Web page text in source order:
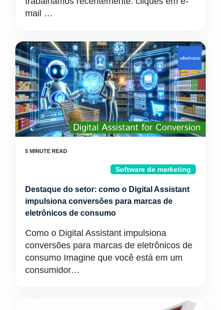
mail …
Software de marketing
Destaque do setor: como o Digital Assistant
impulsiona conversões para marcas de
eletrônicos de consumo
Como o Digital Assistant impulsiona
conversões para marcas de eletrônicos de
consumo Imagine que você está em um
consumidor…